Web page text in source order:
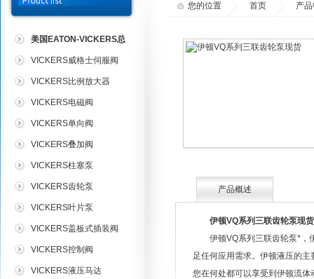
美国EATON-VICKERS总
代理
VICKERS威格士伺服阀
VICKERS比例放大器
VICKERS电磁阀
VICKERS单向阀
VICKERS叠加阀
VICKERS柱塞泵
VICKERS齿轮泵
VICKERS叶片泵
VICKERS盖板式插装阀
VICKERS控制阀
VICKERS液压马达
您的位置 首页 产
产品概述
伊顿VQ系列三联齿轮泵现货
伊顿VQ系列三联齿轮泵*，
足任何应用需求。伊顿液压的
您在何处都可以享受到伊顿流